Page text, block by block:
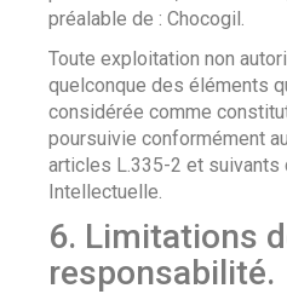
préalable de : Chocogil.
Toute exploitation non
quelconque des éléments
considérée comme
poursuivie conformément
articles L.335-2 et suivants
Intellectuelle.
6. Limitations
responsabilité.